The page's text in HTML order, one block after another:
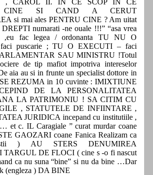
CINE SI CAND A CERUT
si mai ales PENTRU CINE ? Am uitat
numarati -ne ouale !!!” “asa vrea
,eu fac legea / ordonanta TU NU O
puscarie ; TU O EXECUTI – faci
SAU MINISTRU !Totul
de tip mafiot impotriva intereselor
aia au si in frunte un specialist dottore in
REZUMA in 10 cuvinte : IMIXTIUNE
DE LA PERSONALITATEA
LA PATRIMONIU ! SA CITIM CU
, STATUTELE DE INFIINTARE ,
JURIDICA incepand cu institutiile ,
et c. IL Caragiale ” curat murdar coane
GAOZARI coane Fanica Realizam ca
) AU STERS DENUMIREA
DE FLOCI ( cine s -o fi nascut
ca nu suna “bine” si nu da bine …Dar
(engleza ) DA BINE